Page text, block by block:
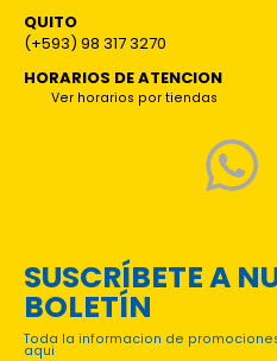
QUITO
(+593) 98 317 3270
HORARIOS DE ATENCION
Ver horarios por tiendas
SUSCRÍBETE A
BOLETÍN
Toda la informacion de
aqui